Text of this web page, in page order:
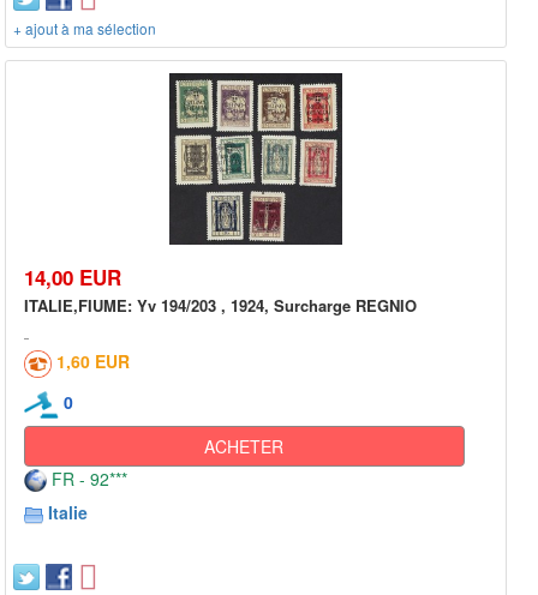
+ ajout à ma sélection
14,00 EUR
ITALIE,FIUME: Yv 194/203 , 1924, Surcharge REGNIO
1,60 EUR
0
ACHETER
FR - 92***
Italie